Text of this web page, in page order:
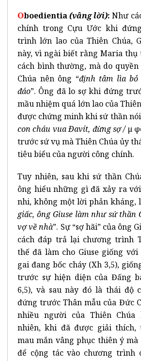
Oboedientia(vâng lời):Như
chính trong Cựu Ước khi
trình lớn lao của Thiên Chúa,
này, vì ngài biết rằng Maria thụ
cách bình thường, mà do
Chúa nên ông “định tâm lìa
đáo”. Ông đã lo sợ khi đứng
mầu nhiệm quá lớn lao của
được chứng minh khi sứ thần nói
con cháu vua Ðavít, đừng sợ / μὴ
trước sứ vụ mà Thiên Chúa ủy
tiêu biểu của người công chính.
Tuy nhiên, sau khi sứ thần
ông hiểu những gì đã xảy ra
nhi, không một lời phản kháng,
giấc, ông Giuse làm như sứ thần
vợ về nhà”. Sự “sợ hãi” của ông
cách đáp trả lại chương trình
thế đã làm cho Giuse giống
gai đang bốc cháy (Xh 3,5),
trước sự hiện diện của Đấng
6,5), và sau này đó là thái độ
đứng trước Thân mẫu của Đức
nhiều người của Thiên Chúa
nhiên, khi đã được giải thích,
mau mắn vâng phục thiên ý
để cộng tác vào chương trình